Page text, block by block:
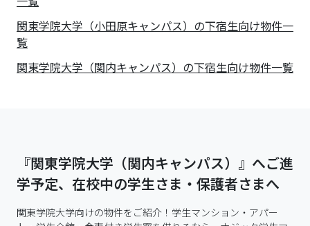
関東学院大学（小田原キャンパス）の下宿生向け物件一
覧
関東学院大学（関内キャンパス）の下宿生向け物件一覧
『関東学院大学（関内キャンパス）』へご進
学予定、在校中の学生さま・保護者さまへ
関東学院大学向けの物件をご紹介！学生マンション・アパー